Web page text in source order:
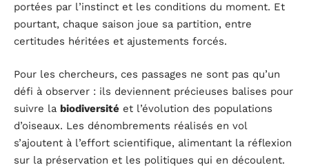
portées par l’instinct et les conditions du moment. Et
pourtant, chaque saison joue sa partition, entre
certitudes héritées et ajustements forcés.
Pour les chercheurs, ces passages ne sont pas qu’un
défi à observer : ils deviennent précieuses balises pour
suivre la biodiversité et l’évolution des populations
d’oiseaux. Les dénombrements réalisés en vol
s’ajoutent à l’effort scientifique, alimentant la réflexion
sur la préservation et les politiques qui en découlent.